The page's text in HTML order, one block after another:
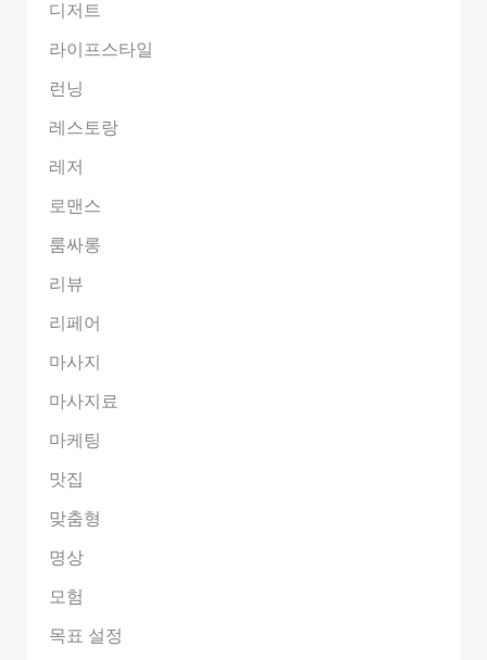
디저트
라이프스타일
런닝
레스토랑
레저
로맨스
룸싸롱
리뷰
리페어
마사지
마사지료
마케팅
맛집
맞춤형
명상
모험
목표 설정